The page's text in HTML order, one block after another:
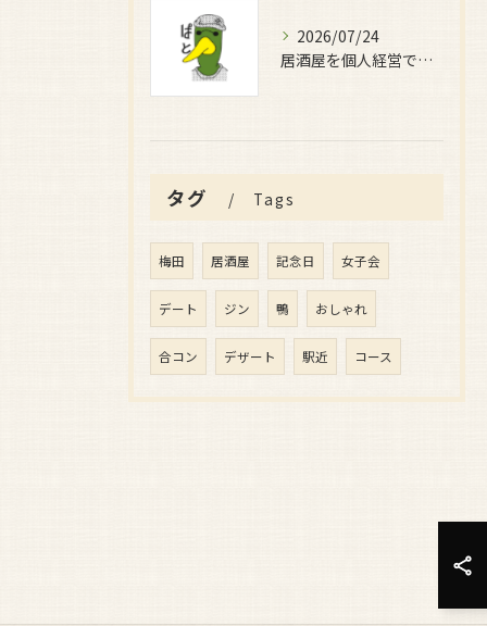
2026/07/24
居酒屋を個人経営で安定収益を目指すための実践ガイドと成功するためのポイント
タグ Tags
梅田 居酒屋 記念日 女子会
デート ジン 鴨 おしゃれ
合コン デザート 駅近 コース